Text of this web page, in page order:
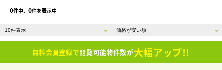
0件中、 0件を表示中
無料会員登録で閲覧可能物件数が大幅アップ!!